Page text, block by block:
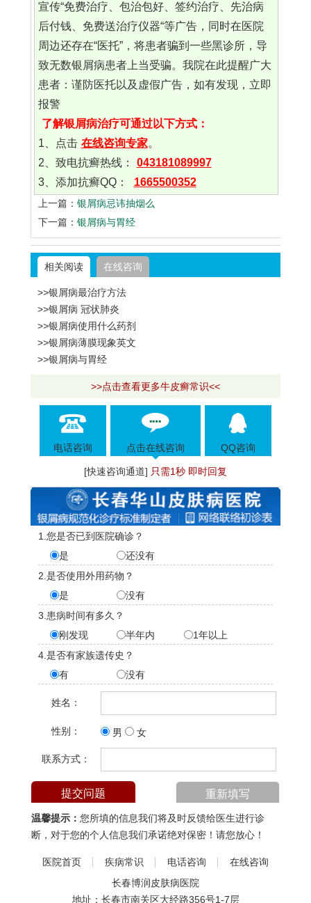
宣传“免费治疗、包治包好、签约治疗、先治病
后付钱、免费送治疗仪器“等广告，同时在医院
周边还存在“医托”，将患者骗到一些黑诊所，导
致无数银屑病患者上当受骗。我院在此提醒广大
患者：谨防医托以及虚假广告，如有发现，立即
报警
了解银屑病治疗可通过以下方式：
1、点击 在线咨询专家。
2、致电抗癣热线：
043181089997
3、添加抗癣QQ：
1665500352
上一篇： 银屑病忌讳抽烟么
下一篇： 银屑病与胃经
相关阅读 在线咨询
>>银屑病最治疗方法
>>银屑病 冠状肺炎
>>银屑病使用什么药剂
>>银屑病薄膜现象英文
>>银屑病与胃经
>>点击查看更多牛皮癣常识<<
电话咨询 点击在线咨询 QQ咨询
[快速咨询通道] 只需1秒 即时回复
1.您是否已到医院确诊？
是
还没有
2.是否使用外用药物？
是
没有
3.患病时间有多久？
刚发现
半年内
1年以上
4.是否有家族遗传史？
有
没有
姓名：
性别： 男 女
联系方式：
温馨提示： 您所填的信息我们将及时反馈给医生进行诊
断，对于您的个人信息我们承诺绝对保密！请您放心！
医院首页 疾病常识 电话咨询
在线咨询
长春博润皮肤病医院
地址：长春市南关区大经路356号1-7层